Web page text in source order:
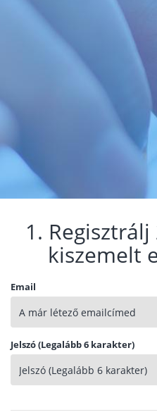
1.
kiszemelt
Email
Jelszó (Legalább 6 karakter)